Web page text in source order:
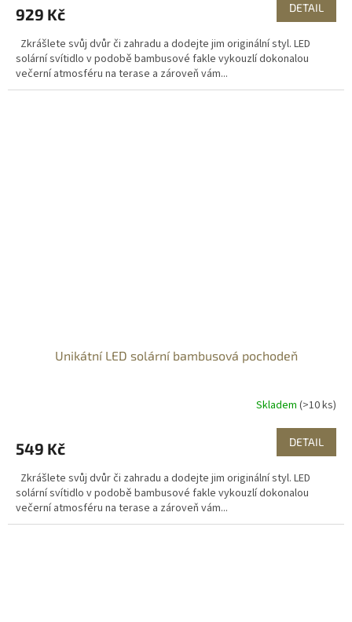
929 Kč DETAIL
Zkrášlete svůj dvůr či zahradu a dodejte jim originální styl. LED
solární svítidlo v podobě bambusové fakle vykouzlí dokonalou
večerní atmosféru na terase a zároveň vám...
Unikátní LED solární bambusová pochodeň
Skladem (>10 ks)
549 Kč DETAIL
Zkrášlete svůj dvůr či zahradu a dodejte jim originální styl. LED
solární svítidlo v podobě bambusové fakle vykouzlí dokonalou
večerní atmosféru na terase a zároveň vám...